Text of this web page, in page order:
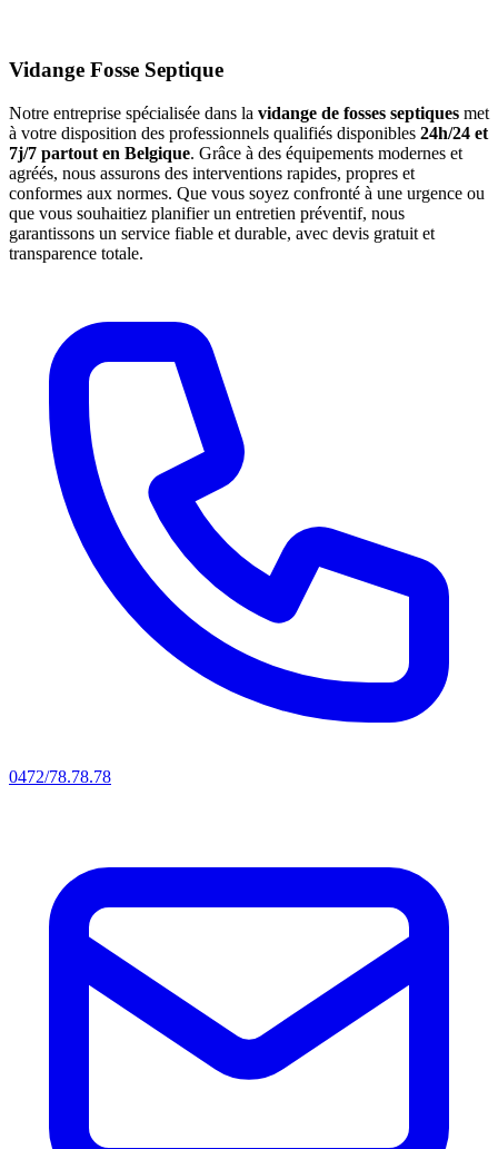
Vidange Fosse Septique
Notre entreprise spécialisée dans la vidange de fosses septiques met
à votre disposition des professionnels qualifiés disponibles 24h/24 et
7j/7 partout en Belgique. Grâce à des équipements modernes et
agréés, nous assurons des interventions rapides, propres et
conformes aux normes. Que vous soyez confronté à une urgence ou
que vous souhaitiez planifier un entretien préventif, nous
garantissons un service fiable et durable, avec devis gratuit et
transparence totale.
0472/78.78.78